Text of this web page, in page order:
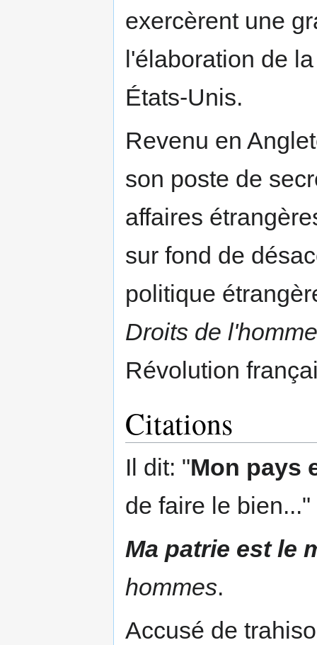
exercèrent une
l'élaboration de
États-Unis.
Revenu en
son poste de
affaires
sur fond de
politique
Droits de l'homme
Révolution
Citations
Il dit: "Mon pays
de faire le bien..."
Ma patrie est le
hommes.
Accusé de